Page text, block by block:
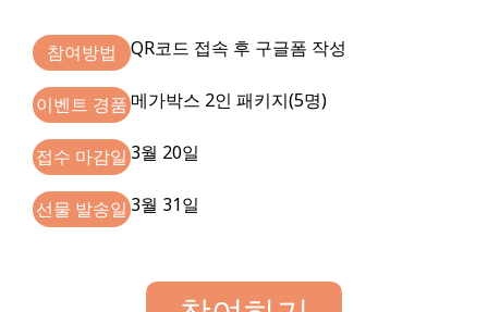
참여방법 QR코드 접속 후 구글폼 작성
이벤트 경품메가박스 2인 패키지(5명)
접수 마감일 3월 20일
선물 발송일 3월 31일